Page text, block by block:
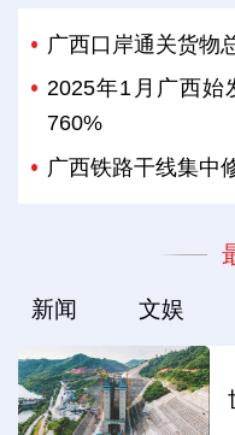
广西口岸通关货物
2025年1月广西始
760%
广西铁路干线集中
新闻 文娱